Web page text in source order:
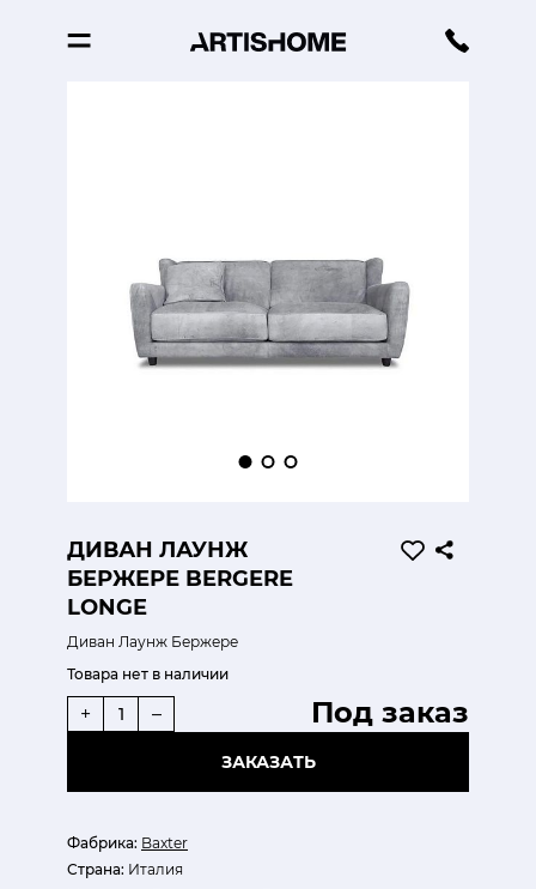
ДИВАН ЛАУНЖ
БЕРЖЕРЕ BERGERE
LONGE
Диван Лаунж Бержере
Фабрика: Baxter
Страна: Италия
Товара нет в наличии
Под заказ
+ –
ЗАКАЗАТЬ